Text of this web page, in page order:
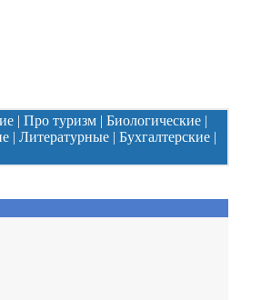
| Про туризм | Биологические |
| Литературные| Бухгалтерские|